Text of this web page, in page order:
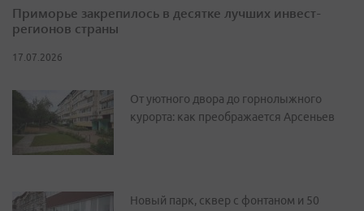
Приморье закрепилось в десятке лучших инвест-
регионов страны
17.07.2026
От уютного двора до горнолыжного
курорта: как преображается Арсеньев
Новый парк, сквер с фонтаном и 50